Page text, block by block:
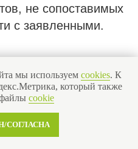
мы используем cookies. К
который также
cookie
СОГЛАСНА
не сопоставимых
с заявленными.
на
сетей до
данных